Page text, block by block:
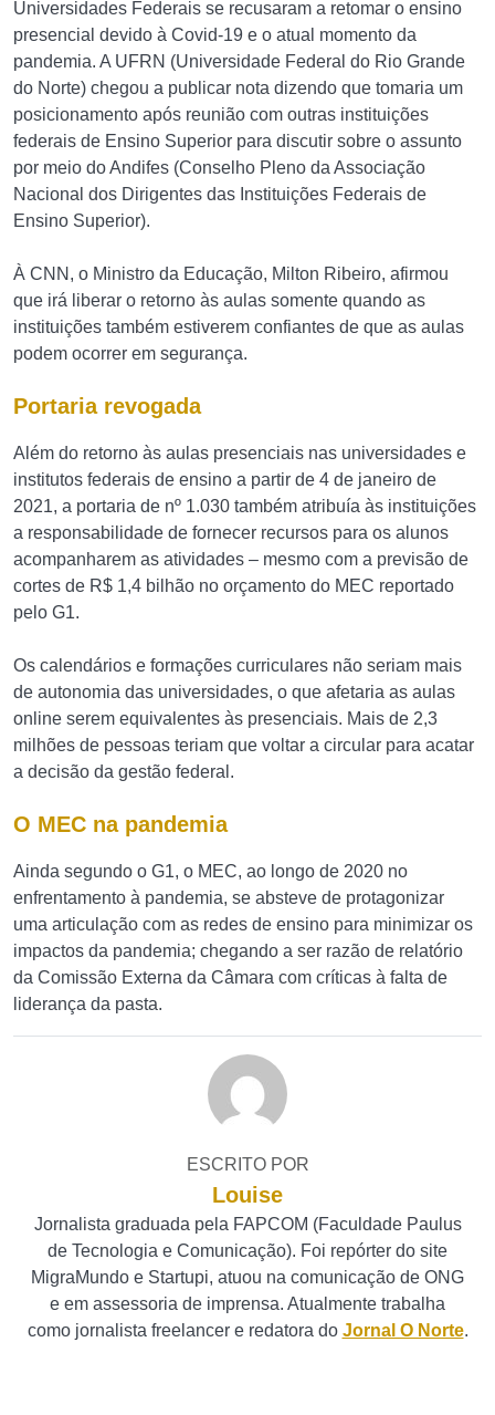
Universidades Federais se recusaram a retomar o ensino
presencial devido à Covid-19 e o atual momento da
pandemia. A UFRN (Universidade Federal do Rio Grande
do Norte) chegou a publicar nota dizendo que tomaria um
posicionamento após reunião com outras instituições
federais de Ensino Superior para discutir sobre o assunto
por meio do Andifes (Conselho Pleno da Associação
Nacional dos Dirigentes das Instituições Federais de
Ensino Superior).
À CNN, o Ministro da Educação, Milton Ribeiro, afirmou
que irá liberar o retorno às aulas somente quando as
instituições também estiverem confiantes de que as aulas
podem ocorrer em segurança.
Portaria revogada
Além do retorno às aulas presenciais nas universidades e
institutos federais de ensino a partir de 4 de janeiro de
2021, a portaria de nº 1.030 também atribuía às instituições
a responsabilidade de fornecer recursos para os alunos
acompanharem as atividades – mesmo com a previsão de
cortes de R$ 1,4 bilhão no orçamento do MEC reportado
pelo G1.
Os calendários e formações curriculares não seriam mais
de autonomia das universidades, o que afetaria as aulas
online serem equivalentes às presenciais. Mais de 2,3
milhões de pessoas teriam que voltar a circular para acatar
a decisão da gestão federal.
O MEC na pandemia
Ainda segundo o G1, o MEC, ao longo de 2020 no
enfrentamento à pandemia, se absteve de protagonizar
uma articulação com as redes de ensino para minimizar os
impactos da pandemia; chegando a ser razão de relatório
da Comissão Externa da Câmara com críticas à falta de
liderança da pasta.
ESCRITO POR
Louise
Jornalista graduada pela FAPCOM (Faculdade Paulus
de Tecnologia e Comunicação). Foi repórter do site
MigraMundo e Startupi, atuou na comunicação de ONG
e em assessoria de imprensa. Atualmente trabalha
como jornalista freelancer e redatora do Jornal O Norte.